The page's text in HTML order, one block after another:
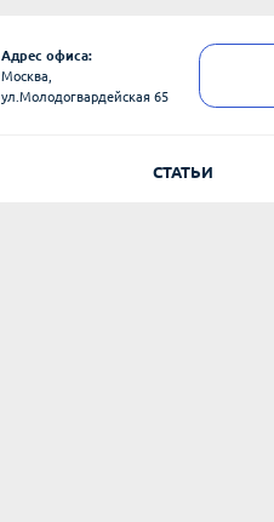
Адрес офиса:
Москва,
ул.Молодогвардейская 65
СТАТЬИ